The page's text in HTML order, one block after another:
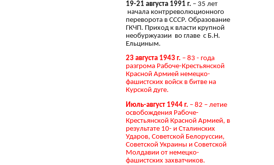
19-21 августа 1991 г. – 35 лет
начала контрреволюционного
переворота в СССР. Образование
ГКЧП. Приход к власти крупной
необуржуазии во главе с Б.Н.
Ельциным.
23 августа 1943 г. – 83 - года
разгрома Рабоче-Крестьянской
Красной Армией немецко-
фашистских войск в битве на
Курской дуге.
Июль-август 1944 г. – 82 – летие
освобождения Рабоче-
Крестьянской Красной Армией, в
результате 10- и Сталинских
Ударов, Советской Белоруссии,
Советской Украины и Советской
Молдавии от немецко-
фашистских захватчиков.